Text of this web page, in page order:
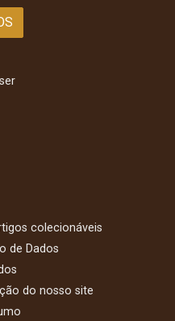
colecionáveis
de Dados
do nosso site